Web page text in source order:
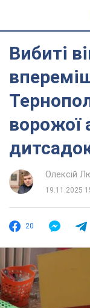
Вибиті
ворожої
Олексій
19.11.2025
20